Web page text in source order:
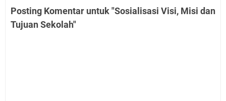
Posting Komentar untuk "Sosialisasi Visi, Misi dan
Tujuan Sekolah"